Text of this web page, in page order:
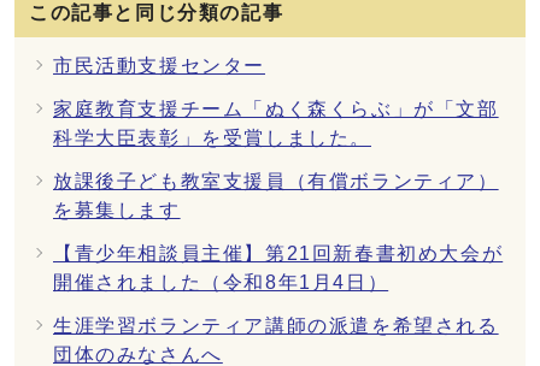
この記事と同じ分類の記事
市民活動支援センター
家庭教育支援チーム「ぬく森くらぶ」が「文部
科学大臣表彰」を受賞しました。
放課後子ども教室支援員（有償ボランティア）
を募集します
【青少年相談員主催】第21回新春書初め大会が
開催されました（令和8年1月4日）
生涯学習ボランティア講師の派遣を希望される
団体のみなさんへ